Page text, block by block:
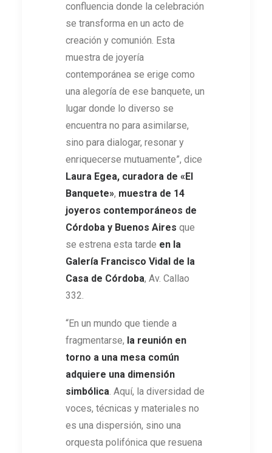
confluencia donde la celebración
se transforma en un acto de
creación y comunión. Esta
muestra de joyería
contemporánea se erige como
una alegoría de ese banquete, un
lugar donde lo diverso se
encuentra no para asimilarse,
sino para dialogar, resonar y
enriquecerse mutuamente”, dice
Laura Egea, curadora de «El
Banquete», muestra de 14
joyeros contemporáneos de
Córdoba y Buenos Aires que
se estrena esta tarde en la
Galería Francisco Vidal de la
Casa de Córdoba, Av. Callao
332.
“En un mundo que tiende a
fragmentarse, la reunión en
torno a una mesa común
adquiere una dimensión
simbólica. Aquí, la diversidad de
voces, técnicas y materiales no
es una dispersión, sino una
orquesta polifónica que resuena